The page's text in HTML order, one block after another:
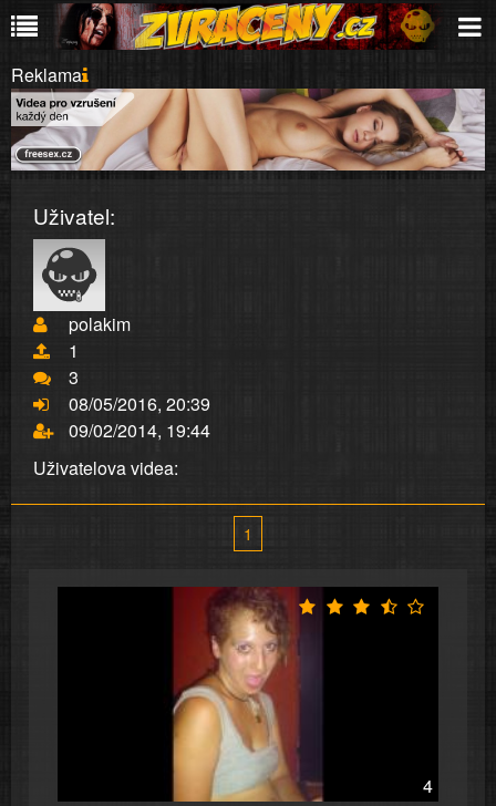
Reklama
Uživatel:
polakim
1
3
08/05/2016, 20:39
09/02/2014, 19:44
Uživatelova videa:
1
4